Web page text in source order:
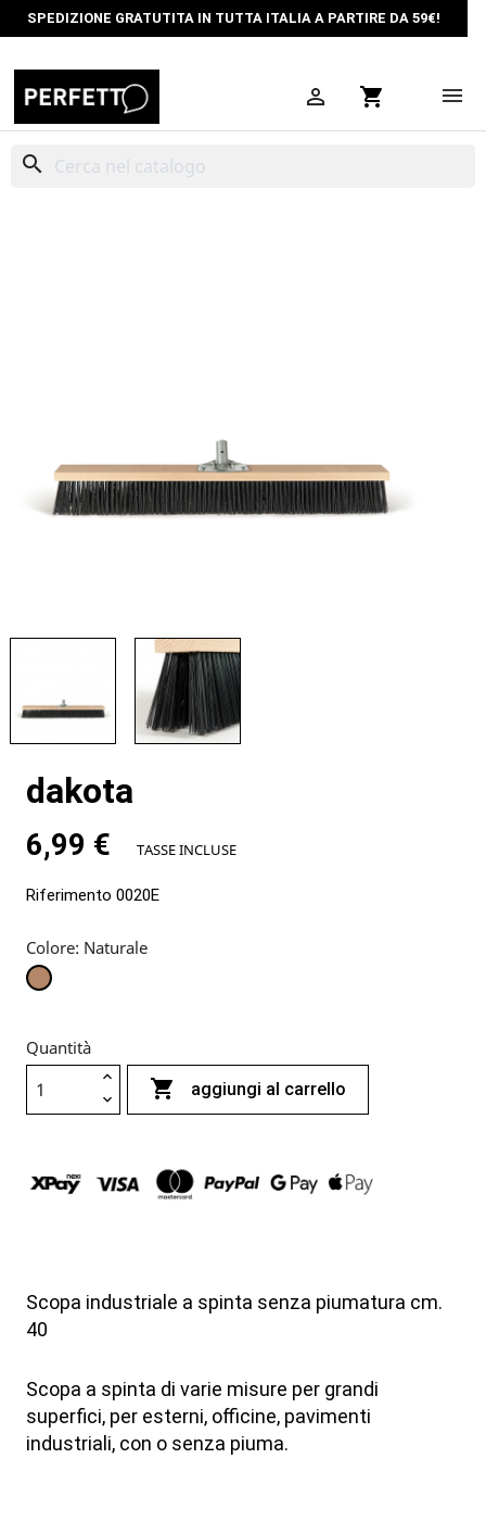
SPEDIZIONE GRATUTITA IN TUTTA ITALIA A PARTIRE DA 59€!
 shopping_cart
search
dakota
6,99 € TASSE INCLUSE
Riferimento 0020E
Colore: Naturale
Naturale
Quantità
 aggiungi al carrello
Scopa industriale a spinta senza piumatura cm.
40
Scopa a spinta di varie misure per grandi
superfici, per esterni, officine, pavimenti
industriali, con o senza piuma.